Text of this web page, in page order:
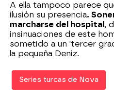
A ella tampoco parece
ilusión su presencia.
marcharse del hospital ,
insinuaciones de este
sometido a un 'tercer
la pequeña Deniz.
Series turcas de Nova